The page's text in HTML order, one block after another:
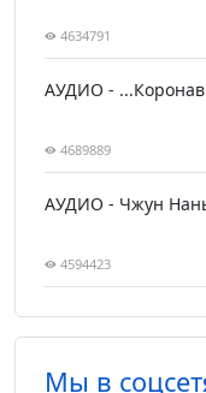
4634791
АУДИО -
4689889
АУДИО - Чжун
4594423
Мы в